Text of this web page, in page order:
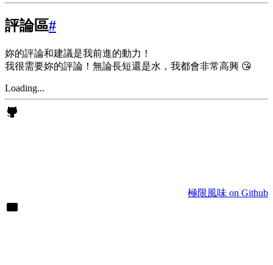
評論區#
妳的評論和建議是我前進的動力！
我很需要妳的評論！無論長短還是水，我都會非常高興 😘
Loading...
極限風味 on Github